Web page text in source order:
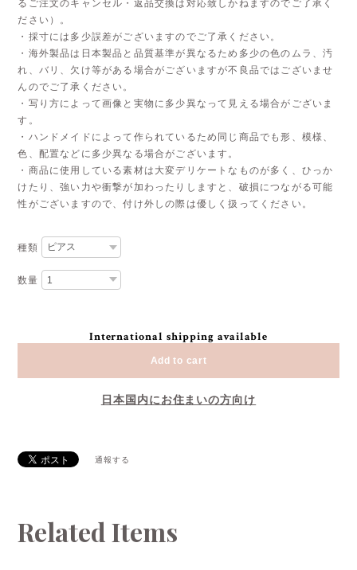
るご注文のキャンセル・返品交換は対応致しかねますのでご了承く
ださい）。
・採寸には多少誤差がございますのでご了承ください。
・海外製品は日本製品と品質基準が異なるため多少の色のムラ、汚
れ、バリ、欠け等がある場合がございますが不良品ではございませ
んのでご了承ください。
・写り方によって画像と実物に多少異なって見える場合がございま
す。
・ハンドメイドによって作られているため同じ商品でも形、模様、
色、配置などに多少異なる場合がございます。
・商品に使用している素材は大変デリケートなものが多く、ひっか
けたり、強い力や衝撃が加わったりしますと、破損につながる可能
性がございますので、付け外しの際は優しく扱ってください。
種類
数量
International shipping available
Add to cart
日本国内にお住まいの方向け
通報する
Related Items